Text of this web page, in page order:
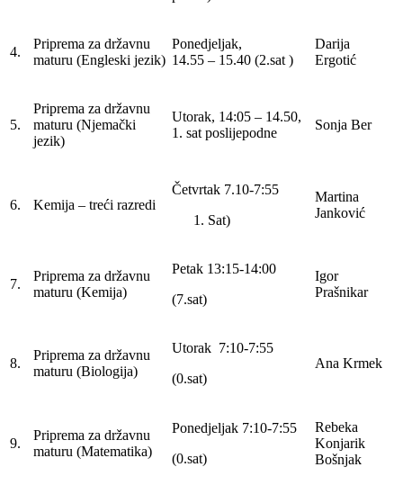
4.
Priprema za državnu
maturu (Engleski jezik)
Ponedjeljak,
14.55 – 15.40 (2.sat )
Darija
Ergotić
5.
Priprema za državnu
maturu (Njemački
jezik)
Utorak, 14:05 – 14.50,
1. sat poslijepodne
Sonja Ber
6. Kemija – treći razredi
Četvrtak 7.10-7:55
Sat)
Martina
Janković
7.
Priprema za državnu
maturu (Kemija)
Petak 13:15-14:00
(7.sat)
Igor
Prašnikar
8.
Priprema za državnu
maturu (Biologija)
Utorak 7:10-7:55
(0.sat)
Ana Krmek
9.
Priprema za državnu
maturu (Matematika)
Ponedjeljak 7:10-7:55
(0.sat)
Rebeka
Konjarik
Bošnjak